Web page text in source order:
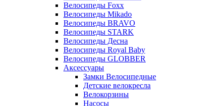
Велосипеды Foxx
Велосипеды Mikado
Велосипеды BRAVO
Велосипеды STARK
Велосипеды Десна
Велосипеды Royal Baby
Велосипеды GLOBBER
Аксессуары
Замки Велосипедные
Детские велокресла
Велокорзины
Насосы